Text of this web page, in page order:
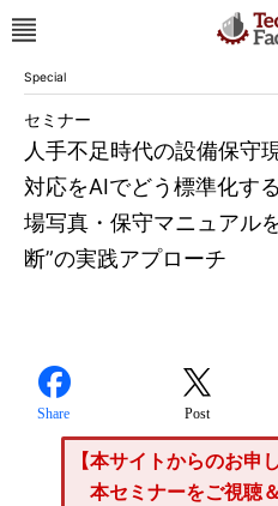
Special
人手不足時代の設備保守
対応をAIでどう標準化す
場写真・保守マニュアル
断”の実践アプローチ
セミナー
Share Post
【本サイトからのお申
本セミナーをご視聴